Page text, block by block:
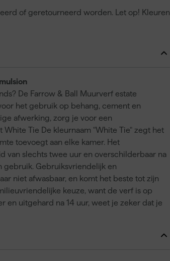
of geretourneerd worden. Let op! Kleuren
De Farrow & Ball Muurverf estate
het gebruik op behang, cement en
afwerking, zorg je voor een
Tie De kleurnaam "White Tie" zegt het
toevoegt aan elke kamer. Het
van slechts twee uur en overschilderbaar na
gebruik. Gebruiksvriendelijk en
niet afwasbaar, en komt het beste tot zijn
keuze, want de verf is op
en uitgehard na 14 uur, weet je zeker dat je